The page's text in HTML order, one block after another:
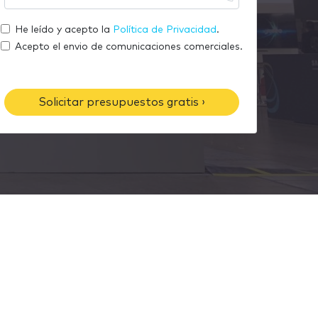
e
i
l
u
t
e
f
o
He leído y acepto la Política de Privacidad .
Acepto el envio de comunicaciones comerciales.
Solicitar presupuestos gratis ›